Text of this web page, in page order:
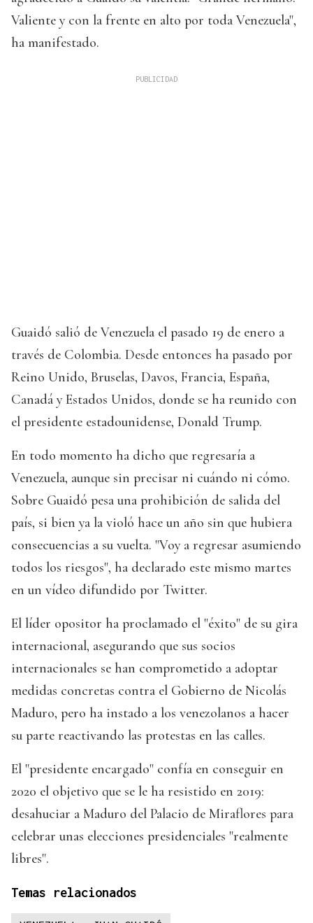
Valiente y con la frente en alto por toda Venezuela",
ha manifestado.
Guaidó salió de Venezuela el pasado 19 de enero a
través de Colombia. Desde entonces ha pasado por
Reino Unido, Bruselas, Davos, Francia, España,
Canadá y Estados Unidos, donde se ha reunido con
el presidente estadounidense, Donald Trump.
En todo momento ha dicho que regresaría a
Venezuela, aunque sin precisar ni cuándo ni cómo.
Sobre Guaidó pesa una prohibición de salida del
país, si bien ya la violó hace un año sin que hubiera
consecuencias a su vuelta. "Voy a regresar asumiendo
todos los riesgos", ha declarado este mismo martes
en un vídeo difundido por Twitter.
El líder opositor ha proclamado el "éxito" de su gira
internacional, asegurando que sus socios
internacionales se han comprometido a adoptar
medidas concretas contra el Gobierno de Nicolás
Maduro, pero ha instado a los venezolanos a hacer
su parte reactivando las protestas en las calles.
El "presidente encargado" confía en conseguir en
2020 el objetivo que se le ha resistido en 2019:
desahuciar a Maduro del Palacio de Miraflores para
celebrar unas elecciones presidenciales "realmente
libres".
Temas relacionados